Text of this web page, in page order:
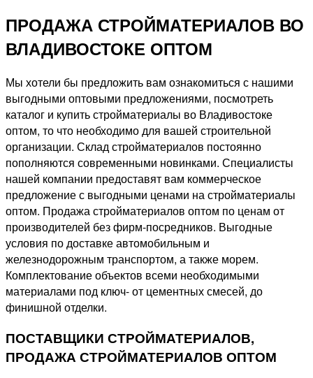
ПРОДАЖА СТРОЙМАТЕРИАЛОВ ВО
ВЛАДИВОСТОКЕ ОПТОМ
Мы хотели бы предложить вам ознакомиться с нашими
выгодными оптовыми предложениями, посмотреть
каталог и купить стройматериалы во Владивостоке
оптом, то что необходимо для вашей строительной
организации. Склад стройматериалов постоянно
пополняются современными новинками. Специалисты
нашей компании предоставят вам коммерческое
предложение с выгодными ценами на стройматериалы
оптом. Продажа стройматериалов оптом по ценам от
производителей без фирм-посредников. Выгодные
условия по доставке автомобильным и
железнодорожным транспортом, а также морем.
Комплектование объектов всеми необходимыми
материалами под ключ- от цементных смесей, до
финишной отделки.
ПОСТАВЩИКИ СТРОЙМАТЕРИАЛОВ,
ПРОДАЖА СТРОЙМАТЕРИАЛОВ ОПТОМ